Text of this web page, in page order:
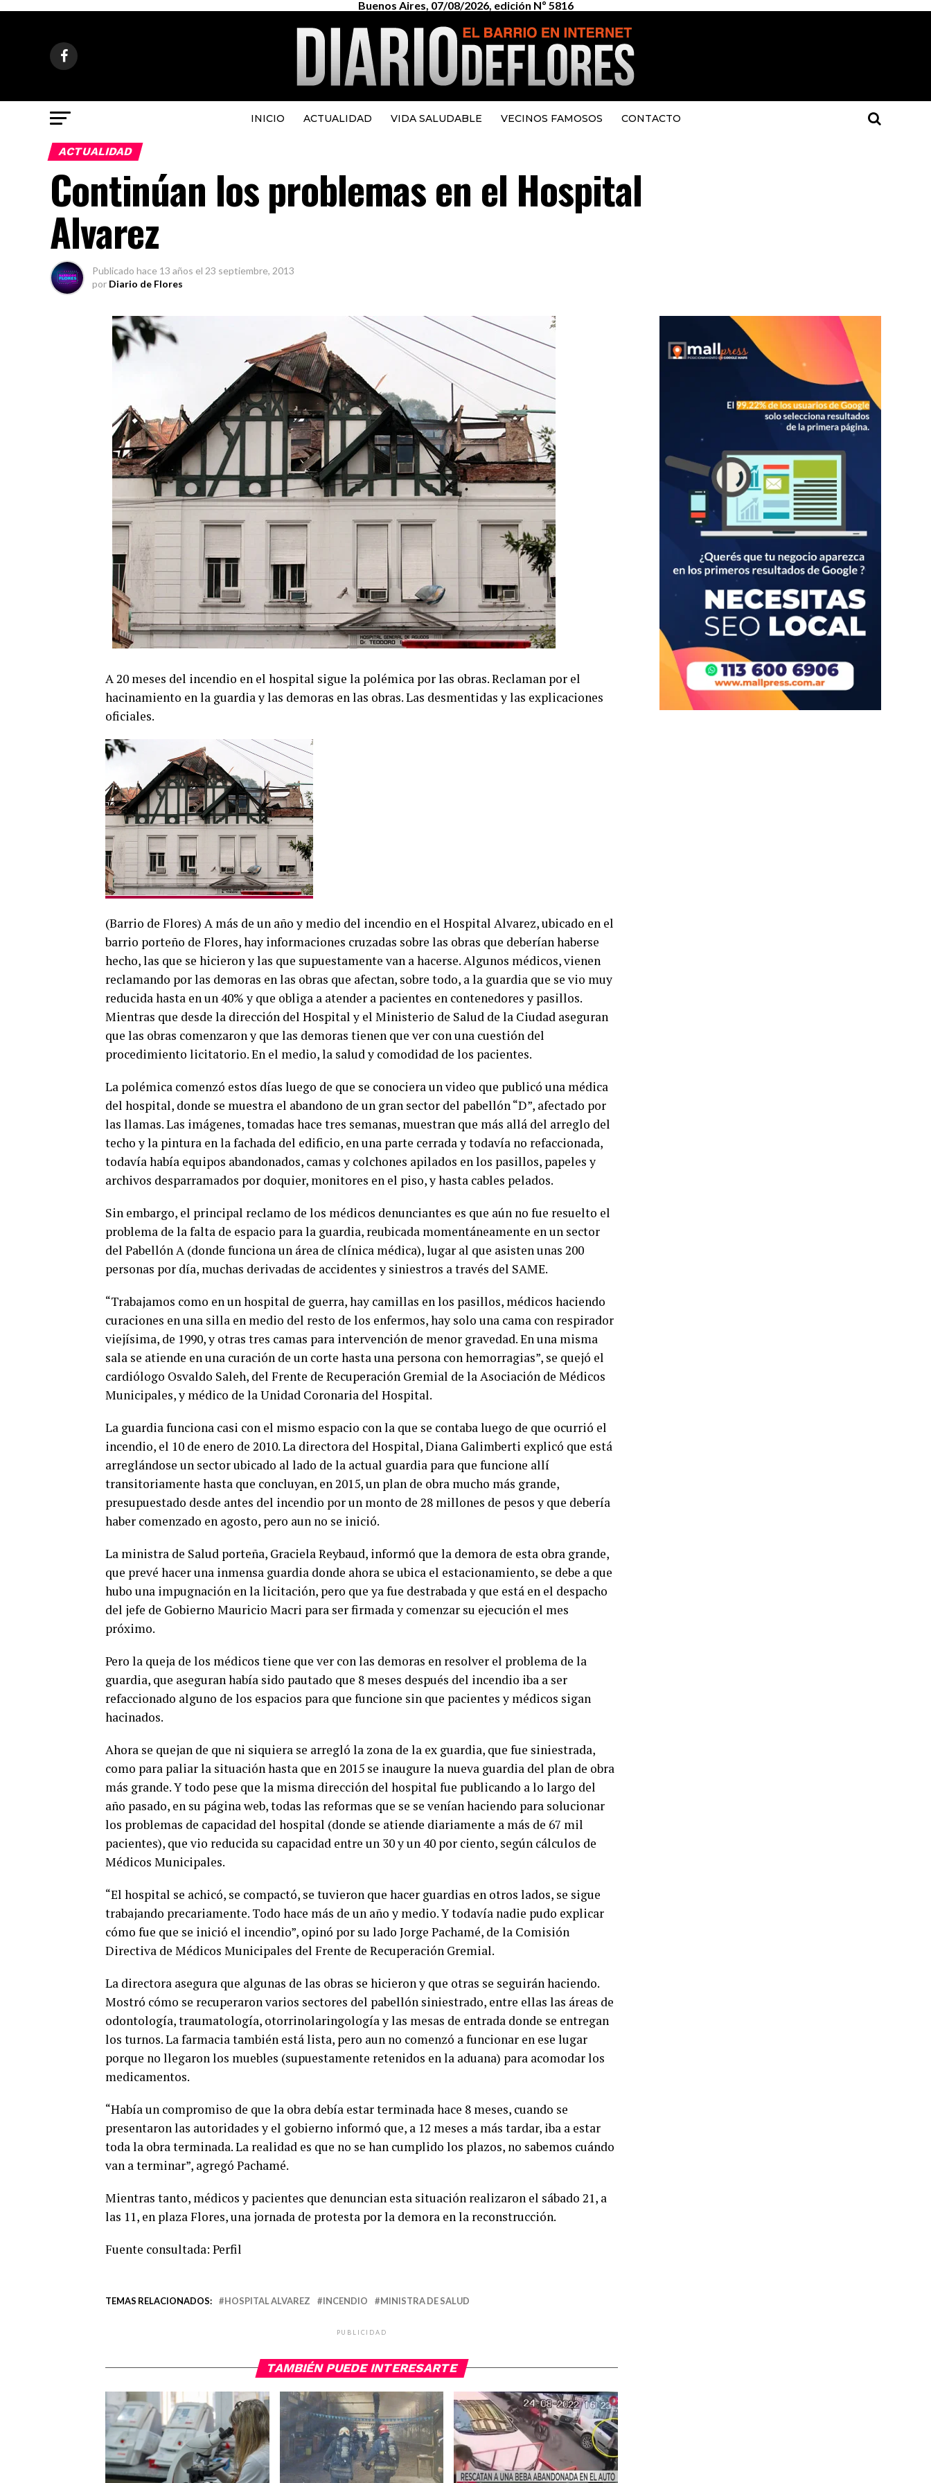
Buenos Aires, 07/08/2026, edición Nº 5816
INICIO ACTUALIDAD VIDA SALUDABLE VECINOS FAMOSOS CONTACTO
ACTUALIDAD
Continúan los problemas en el Hospital
Alvarez
Publicado hace 13 años el 23 septiembre, 2013
por Diario de Flores
A 20 meses del incendio en el hospital sigue la polémica por las obras. Reclaman por el
hacinamiento en la guardia y las demoras en las obras. Las desmentidas y las explicaciones
oficiales.
(Barrio de Flores) A más de un año y medio del incendio en el Hospital Alvarez, ubicado en el
barrio porteño de Flores, hay informaciones cruzadas sobre las obras que deberían haberse
hecho, las que se hicieron y las que supuestamente van a hacerse. Algunos médicos, vienen
reclamando por las demoras en las obras que afectan, sobre todo, a la guardia que se vio muy
reducida hasta en un 40% y que obliga a atender a pacientes en contenedores y pasillos.
Mientras que desde la dirección del Hospital y el Ministerio de Salud de la Ciudad aseguran
que las obras comenzaron y que las demoras tienen que ver con una cuestión del
procedimiento licitatorio. En el medio, la salud y comodidad de los pacientes.
La polémica comenzó estos días luego de que se conociera un video que publicó una médica
del hospital, donde se muestra el abandono de un gran sector del pabellón “D”, afectado por
las llamas. Las imágenes, tomadas hace tres semanas, muestran que más allá del arreglo del
techo y la pintura en la fachada del edificio, en una parte cerrada y todavía no refaccionada,
todavía había equipos abandonados, camas y colchones apilados en los pasillos, papeles y
archivos desparramados por doquier, monitores en el piso, y hasta cables pelados.
Sin embargo, el principal reclamo de los médicos denunciantes es que aún no fue resuelto el
problema de la falta de espacio para la guardia, reubicada momentáneamente en un sector
del Pabellón A (donde funciona un área de clínica médica), lugar al que asisten unas 200
personas por día, muchas derivadas de accidentes y siniestros a través del SAME.
“Trabajamos como en un hospital de guerra, hay camillas en los pasillos, médicos haciendo
curaciones en una silla en medio del resto de los enfermos, hay solo una cama con respirador
viejísima, de 1990, y otras tres camas para intervención de menor gravedad. En una misma
sala se atiende en una curación de un corte hasta una persona con hemorragias”, se quejó el
cardiólogo Osvaldo Saleh, del Frente de Recuperación Gremial de la Asociación de Médicos
Municipales, y médico de la Unidad Coronaria del Hospital.
La guardia funciona casi con el mismo espacio con la que se contaba luego de que ocurrió el
incendio, el 10 de enero de 2010. La directora del Hospital, Diana Galimberti explicó que está
arreglándose un sector ubicado al lado de la actual guardia para que funcione allí
transitoriamente hasta que concluyan, en 2015, un plan de obra mucho más grande,
presupuestado desde antes del incendio por un monto de 28 millones de pesos y que debería
haber comenzado en agosto, pero aun no se inició.
La ministra de Salud porteña, Graciela Reybaud, informó que la demora de esta obra grande,
que prevé hacer una inmensa guardia donde ahora se ubica el estacionamiento, se debe a que
hubo una impugnación en la licitación, pero que ya fue destrabada y que está en el despacho
del jefe de Gobierno Mauricio Macri para ser firmada y comenzar su ejecución el mes
próximo.
Pero la queja de los médicos tiene que ver con las demoras en resolver el problema de la
guardia, que aseguran había sido pautado que 8 meses después del incendio iba a ser
refaccionado alguno de los espacios para que funcione sin que pacientes y médicos sigan
hacinados.
Ahora se quejan de que ni siquiera se arregló la zona de la ex guardia, que fue siniestrada,
como para paliar la situación hasta que en 2015 se inaugure la nueva guardia del plan de obra
más grande. Y todo pese que la misma dirección del hospital fue publicando a lo largo del
año pasado, en su página web, todas las reformas que se se venían haciendo para solucionar
los problemas de capacidad del hospital (donde se atiende diariamente a más de 67 mil
pacientes), que vio reducida su capacidad entre un 30 y un 40 por ciento, según cálculos de
Médicos Municipales.
“El hospital se achicó, se compactó, se tuvieron que hacer guardias en otros lados, se sigue
trabajando precariamente. Todo hace más de un año y medio. Y todavía nadie pudo explicar
cómo fue que se inició el incendio”, opinó por su lado Jorge Pachamé, de la Comisión
Directiva de Médicos Municipales del Frente de Recuperación Gremial.
La directora asegura que algunas de las obras se hicieron y que otras se seguirán haciendo.
Mostró cómo se recuperaron varios sectores del pabellón siniestrado, entre ellas las áreas de
odontología, traumatología, otorrinolaringología y las mesas de entrada donde se entregan
los turnos. La farmacia también está lista, pero aun no comenzó a funcionar en ese lugar
porque no llegaron los muebles (supuestamente retenidos en la aduana) para acomodar los
medicamentos.
“Había un compromiso de que la obra debía estar terminada hace 8 meses, cuando se
presentaron las autoridades y el gobierno informó que, a 12 meses a más tardar, iba a estar
toda la obra terminada. La realidad es que no se han cumplido los plazos, no sabemos cuándo
van a terminar”, agregó Pachamé.
Mientras tanto, médicos y pacientes que denuncian esta situación realizaron el sábado 21, a
las 11, en plaza Flores, una jornada de protesta por la demora en la reconstrucción.
Fuente consultada: Perfil
TEMAS RELACIONADOS: HOSPITAL ALVAREZ INCENDIO MINISTRA DE SALUD
PUBLICIDAD
TAMBIÉN PUEDE INTERESARTE